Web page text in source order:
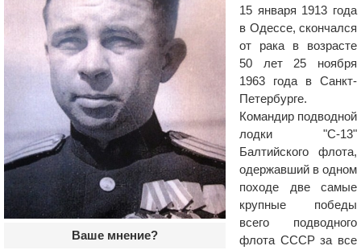
Ваше мнение?
15 января 1913 года
в Одессе, скончался
от рака в возрасте
50 лет 25 ноября
1963 года в Санкт-
Петербурге.
Командир подводной
лодки "С-13"
Балтийского флота,
одержавший в одном
походе две самые
крупные победы
всего подводного
флота СССР за все